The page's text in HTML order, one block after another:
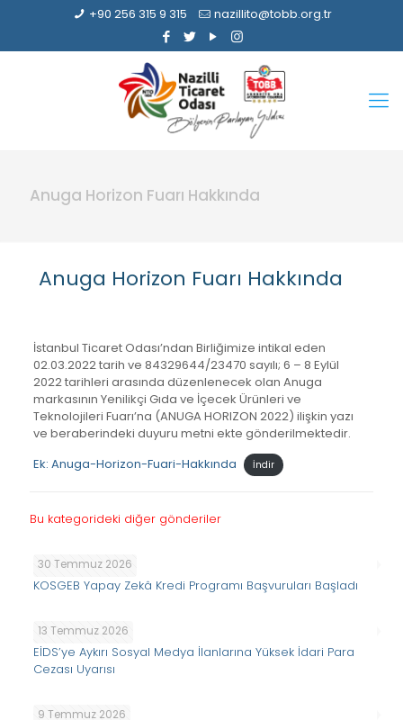
+90 256 315 9 315 nazillito@tobb.org.tr
Anuga Horizon Fuarı Hakkında
Anuga Horizon Fuarı Hakkında
İstanbul Ticaret Odası’ndan Birliğimize intikal eden
02.03.2022 tarih ve 84329644/23470 sayılı; 6 – 8 Eylül
2022 tarihleri arasında düzenlenecek olan Anuga
markasının Yenilikçi Gıda ve İçecek Ürünleri ve
Teknolojileri Fuarı’na (ANUGA HORIZON 2022) ilişkin yazı
ve beraberindeki duyuru metni ekte gönderilmektedir.
Ek: Anuga-Horizon-Fuari-Hakkında
İndir
Bu kategorideki diğer gönderiler
30 Temmuz 2026
KOSGEB Yapay Zekâ Kredi Programı Başvuruları Başladı
13 Temmuz 2026
EİDS’ye Aykırı Sosyal Medya İlanlarına Yüksek İdari Para
Cezası Uyarısı
9 Temmuz 2026